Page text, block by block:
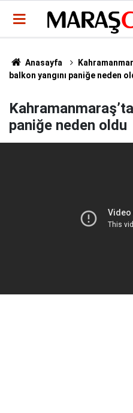
Anasayfa
balkon yangını paniğe neden
paniğe neden oldu